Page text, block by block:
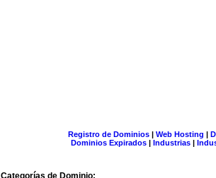
Registro de Dominios| Web Hosting |
Dominios Expirados | Industrias |
Categorías de Dominio: